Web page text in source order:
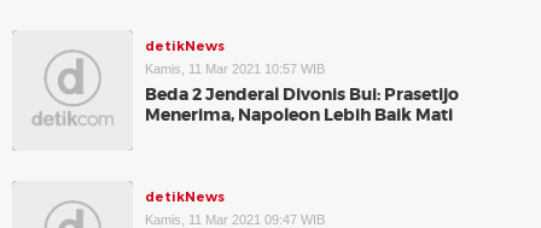
detikNews
Kamis, 11 Mar 2021 10:57 WIB
Beda 2 Jenderal Divonis Bui: Prasetijo
Menerima, Napoleon Lebih Baik Mati
detikNews
Kamis, 11 Mar 2021 09:47 WIB